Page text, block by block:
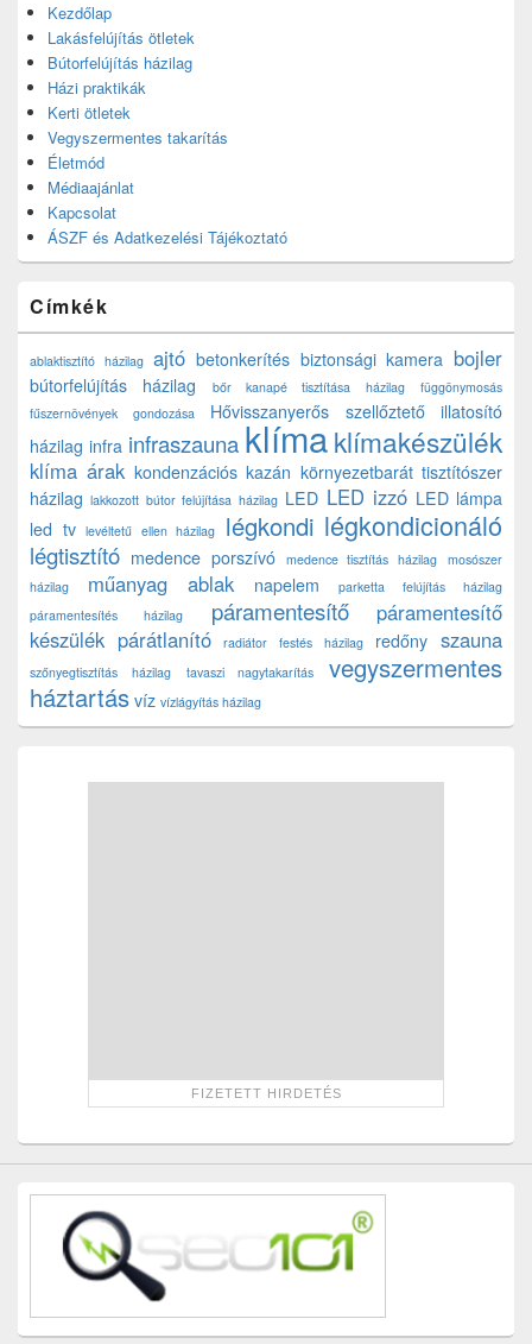
Kezdőlap
Lakásfelújítás ötletek
Bútorfelújítás házilag
Házi praktikák
Kerti ötletek
Vegyszermentes takarítás
Életmód
Médiaajánlat
Kapcsolat
ÁSZF és Adatkezelési Tájékoztató
Címkék
ablaktisztító házilag ajtó betonkerítés biztonsági kamera bojler
bútorfelújítás házilag bőr kanapé tisztítása házilag
függönymosás
fűszernövények gondozása
Hővisszanyerős szellőztető
illatosító
házilag infra infraszauna klímaklímakészülék
klíma árak kondenzációs kazán környezetbarát tisztítószer
házilag lakkozott bútor felújítása házilag LED LED izzó LED lámpa
led tv levéltetű ellen házilag légkondi légkondicionáló
légtisztító medence porszívó medence tisztítás házilag
mosószer
házilag
műanyag ablak napelem
parketta felújítás házilag
páramentesítés házilag
páramentesítő
páramentesítő
készülék párátlanító radiátor festés házilag redőny szauna
szőnyegtisztítás házilag tavaszi nagytakarítás
vegyszermentes
háztartás víz vízlágyítás házilag